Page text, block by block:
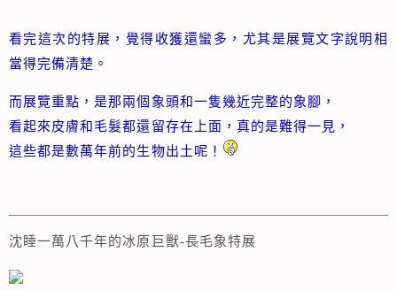
看完這次的特展，覺得收獲還蠻多，尤其是展覽文字說明相
當得完備清楚。
而展覽重點，是那兩個象頭和一隻幾近完整的象腳，
看起來皮膚和毛髮都還留存在上面，真的是難得一見，
這些都是數萬年前的生物出土呢！
沈睡一萬八千年的冰原巨獸-長毛象特展